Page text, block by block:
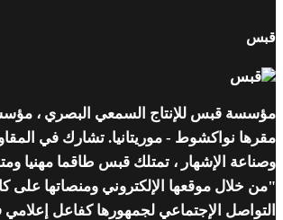
قبس
مؤسسة قبس للإنتاج السمعي البصري ،
مقرها نواكشوط - موريتانيا. تشارك في
وصناعة الإشهار ، تمتلك قبس طاقما مهنيا
"من خلال موقعها الإلكتروني ومنصاتها على
التواصل الإجتماعي لجمهورها كفاعل